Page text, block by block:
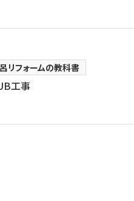
リフォームの教科書
工事